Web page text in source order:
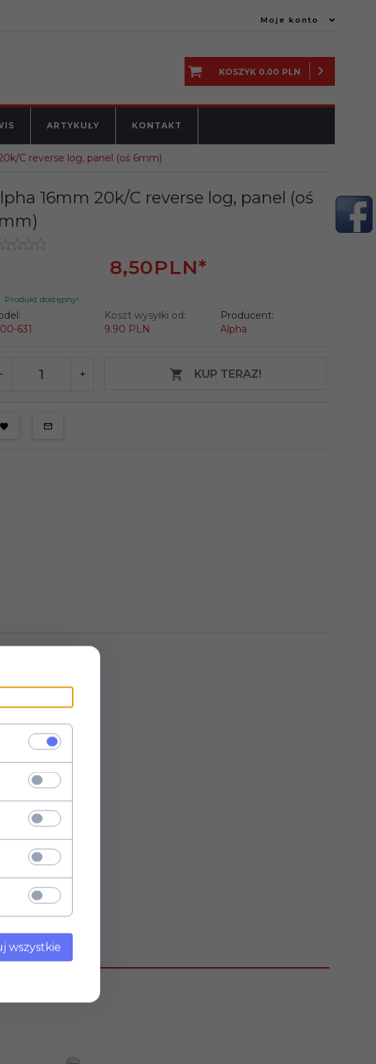
Moje konto
KOSZYK 0.00 PLN
ARTYKUŁY KONTAKT
C reverse log, panel (oś 6mm)
16mm 20k/C reverse log, panel (oś
8,50PLN*
Produkt dostępny!
631
Koszt wysyłki od:
9.90 PLN
Producent:
Alpha
KUP TERAZ!
tworzywem,
wszystkie